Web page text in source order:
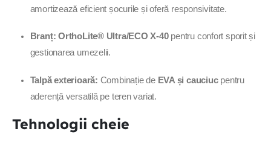
amortizează eficient șocurile și oferă responsivitate.
Branț: OrthoLite® Ultra/ECO X-40pentru confort sporit și
gestionarea umezelii.
Talpă exterioară: Combinație de EVA și cauciucpentru
aderență versatilă pe teren variat.
Tehnologii cheie